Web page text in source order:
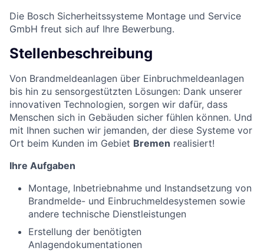
Die Bosch Sicherheitssysteme Montage und Service
GmbH freut sich auf Ihre Bewerbung.
Stellenbeschreibung
Von Brandmeldeanlagen über Einbruchmeldeanlagen
bis hin zu sensorgestützten Lösungen: Dank unserer
innovativen Technologien, sorgen wir dafür, dass
Menschen sich in Gebäuden sicher fühlen können. Und
mit Ihnen suchen wir jemanden, der diese Systeme vor
Ort beim Kunden im Gebiet Bremen realisiert!
Ihre Aufgaben
Montage, Inbetriebnahme und Instandsetzung von
Brandmelde- und Einbruchmeldesystemen sowie
andere technische Dienstleistungen
Erstellung der benötigten
Anlagendokumentationen